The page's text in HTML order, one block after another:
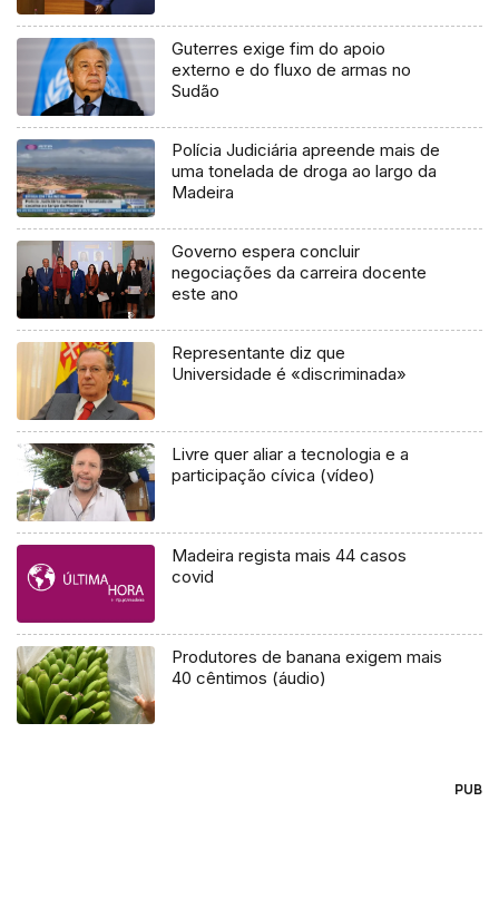
Guterres exige fim do apoio
externo e do fluxo de armas no
Sudão
Polícia Judiciária apreende mais de
uma tonelada de droga ao largo da
Madeira
Governo espera concluir
negociações da carreira docente
este ano
Representante diz que
Universidade é «discriminada»
Livre quer aliar a tecnologia e a
participação cívica (vídeo)
Madeira regista mais 44 casos
covid
Produtores de banana exigem mais
40 cêntimos (áudio)
PUB